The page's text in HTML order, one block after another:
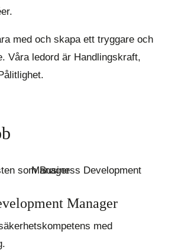
med och skapa ett tryggare och
Våra ledord är Handlingskraft,
Manager
med